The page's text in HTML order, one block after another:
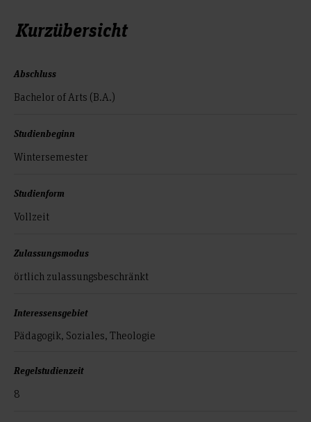
Kurzübersicht
Abschluss
Bachelor of Arts (B.A.)
Studienbeginn
Wintersemester
Studienform
Vollzeit
Zulassungsmodus
örtlich zulassungs­beschränkt
Interessensgebiet
Pädagogik, Soziales, Theologie
Regelstudienzeit
8